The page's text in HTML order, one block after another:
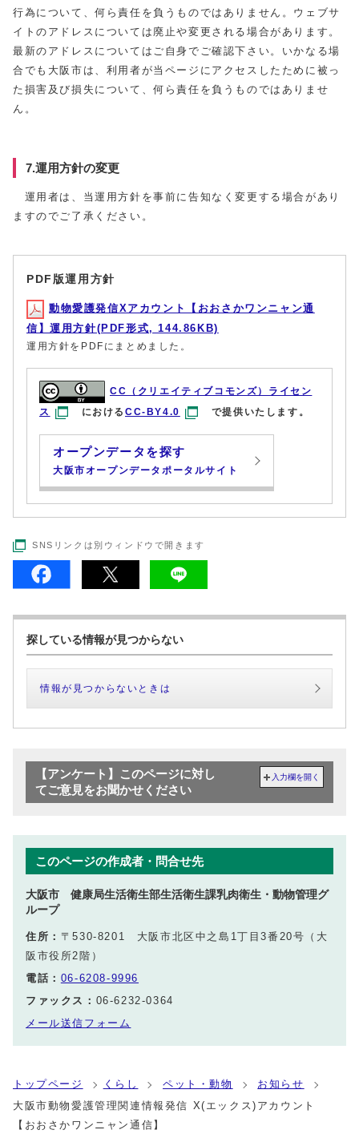
行為について、何ら責任を負うものではありません。ウェブサ
イトのアドレスについては廃止や変更される場合があります。
最新のアドレスについてはご自身でご確認下さい。いかなる場
合でも大阪市は、利用者が当ページにアクセスしたために被っ
た損害及び損失について、何ら責任を負うものではありませ
ん。
7.運用方針の変更
運用者は、当運用方針を事前に告知なく変更する場合があり
ますのでご了承ください。
PDF版運用方針
動物愛護発信Xアカウント【おおさかワンニャン通
信】運用方針(PDF形式, 144.86KB)
運用方針をPDFにまとめました。
CC（クリエイティブコモンズ）ライセン
ス
におけるCC-BY4.0 で提供いたします。
オープンデータを探す
大阪市オープンデータポータルサイト
SNSリンクは別ウィンドウで開きます
探している情報が見つからない
情報が見つからないときは
【アンケート】このページに対し
てご意見をお聞かせください
入力欄を開く
このページの作成者・問合せ先
大阪市 健康局生活衛生部生活衛生課乳肉衛生・動物管理グ
ループ
住所： 〒530-8201 大阪市北区中之島1丁目3番20号（大
阪市役所2階）
電話： 06-6208-9996
ファックス： 06-6232-0364
メール送信フォーム
トップページ くらし ペット・動物
お知らせ
大阪市動物愛護管理関連情報発信 X(エックス)アカウント
【おおさかワンニャン通信】